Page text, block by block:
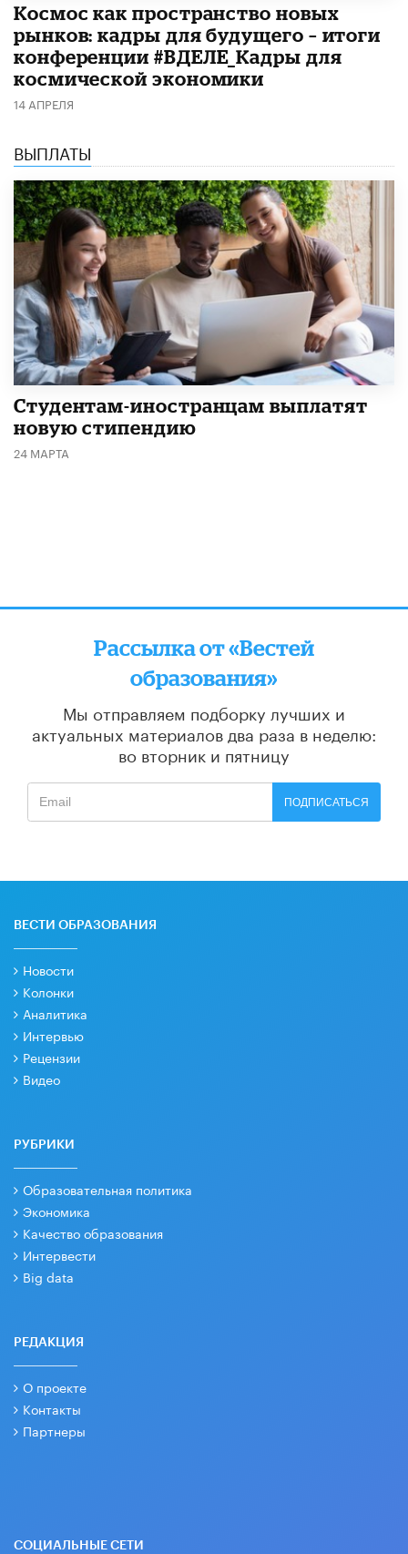
Космос как пространство новых
рынков: кадры для будущего – итоги
конференции #ВДЕЛЕ_Кадры для
космической экономики
14 АПРЕЛЯ
ВЫПЛАТЫ
Студентам-иностранцам выплатят
новую стипендию
24 МАРТА
Рассылка от «Вестей
образования»
Мы отправляем подборку лучших и
актуальных материалов два раза в неделю:
во вторник и пятницу
ПОДПИСАТЬСЯ
ВЕСТИ ОБРАЗОВАНИЯ
Новости
Колонки
Аналитика
Интервью
Рецензии
Видео
РУБРИКИ
Образовательная политика
Экономика
Качество образования
Интервести
Big data
РЕДАКЦИЯ
О проекте
Контакты
Партнеры
СОЦИАЛЬНЫЕ СЕТИ